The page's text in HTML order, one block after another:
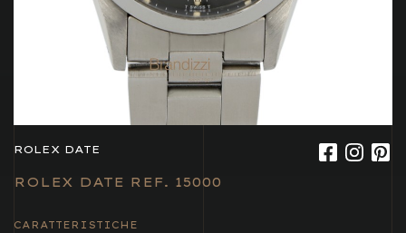
ROLEX DATE
ROLEX DATE REF. 15000
CARATTERISTICHE